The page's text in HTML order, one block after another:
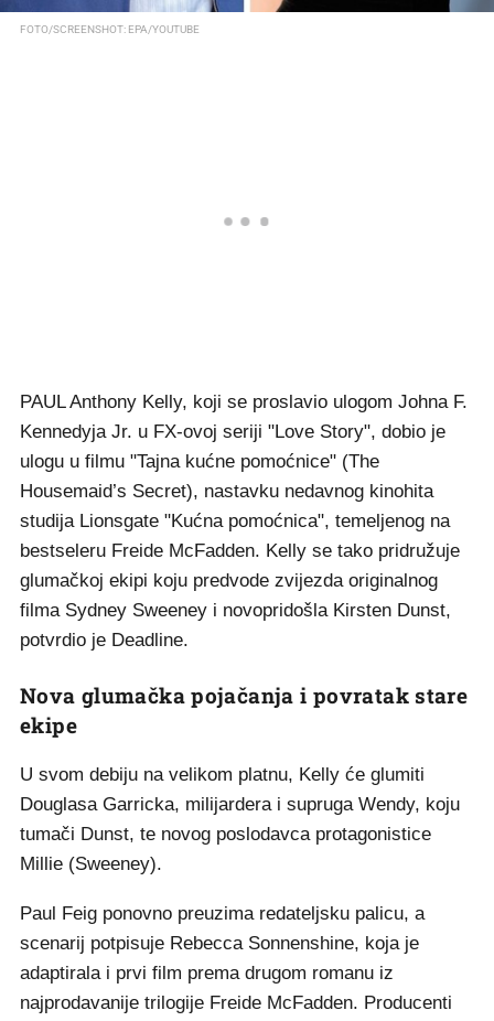
FOTO/SCREENSHOT: EPA/YOUTUBE
PAUL Anthony Kelly, koji se proslavio ulogom Johna F.
Kennedyja Jr. u FX-ovoj seriji "Love Story", dobio je
ulogu u filmu "Tajna kućne pomoćnice" (The
Housemaid’s Secret), nastavku nedavnog kinohita
studija Lionsgate "Kućna pomoćnica", temeljenog na
bestseleru Freide McFadden. Kelly se tako pridružuje
glumačkoj ekipi koju predvode zvijezda originalnog
filma Sydney Sweeney i novopridošla Kirsten Dunst,
potvrdio je Deadline.
Nova glumačka pojačanja i povratak stare
ekipe
U svom debiju na velikom platnu, Kelly će glumiti
Douglasa Garricka, milijardera i supruga Wendy, koju
tumači Dunst, te novog poslodavca protagonistice
Millie (Sweeney).
Paul Feig ponovno preuzima redateljsku palicu, a
scenarij potpisuje Rebecca Sonnenshine, koja je
adaptirala i prvi film prema drugom romanu iz
najprodavanije trilogije Freide McFadden. Producenti